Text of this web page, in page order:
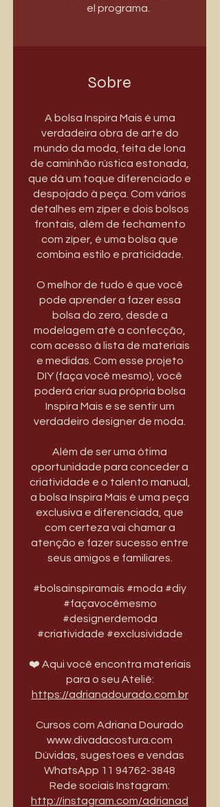
el programa.
Sobre
A bolsa Inspira Mais é uma
verdadeira obra de arte do
mundo da moda, feita de lona
de caminhão rústica estonada,
que dá um toque diferenciado e
despojado à peça. Com vários
detalhes em zíper e dois bolsos
frontais, além de fechamento
com zíper, é uma bolsa que
combina estilo e praticidade.
O melhor de tudo é que você
pode aprender a fazer essa
bolsa do zero, desde a
modelagem até a confecção,
com acesso à lista de materiais
e medidas. Com esse projeto
DIY (faça você mesmo), você
poderá criar sua própria bolsa
Inspira Mais e se sentir um
verdadeiro designer de moda.
Além de ser uma ótima
oportunidade para conceder a
criatividade e o talento manual,
a bolsa Inspira Mais é uma peça
exclusiva e diferenciada, que
com certeza vai chamar a
atenção e fazer sucesso entre
seus amigos e familiares.
#bolsainspiramais #moda #diy
#façavocêmesmo
#designerdemoda
#criatividade #exclusividade
❤️ Aqui você encontra materiais
para o seu Ateliê:
https://adrianadourado.com.br
Cursos com Adriana Dourado
www.divadacostura.com
Dúvidas, sugestoes e vendas
WhatsApp 11 94762-3848
️Rede sociais Instagram:
http://instagram.com/adrianad